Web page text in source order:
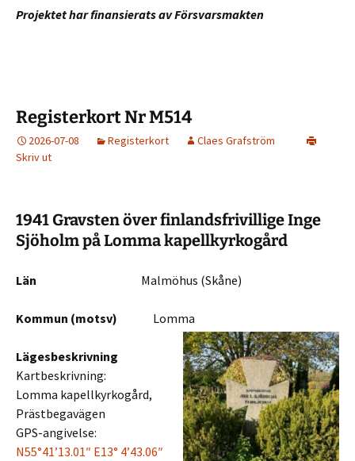
Projektet har finansierats av Försvarsmakten
Registerkort Nr M514
2026-07-08 Registerkort
Claes Grafström
Skriv ut
1941 Gravsten över finlandsfrivillige Inge
Sjöholm på Lomma kapellkyrkogård
Län Malmöhus (Skåne)
Kommun (motsv) Lomma
Lägesbeskrivning
Kartbeskrivning:
Lomma kapellkyrkogård,
Prästbegavägen
GPS-angivelse:
N55°41’13.01″ E13° 4’43.06″